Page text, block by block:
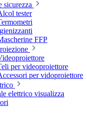
sicurezza
tester
FFP
per videoproiettore
per vidoproiettore
elettrico visualizza